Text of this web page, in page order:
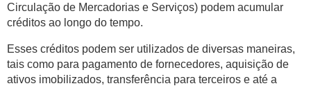
Circulação de Mercadorias e Serviços) podem acumular
créditos ao longo do tempo.
Esses créditos podem ser utilizados de diversas maneiras,
tais como para pagamento de fornecedores, aquisição de
ativos imobilizados, transferência para terceiros e até a